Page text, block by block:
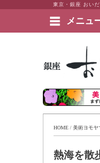
メニュ
絵画など美術品
HOME / 美術ヨモヤ
熱海を散